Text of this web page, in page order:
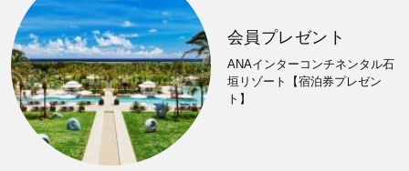
会員プレゼント
ANAインターコンチネンタル石
垣リゾート【宿泊券プレゼン
ト】